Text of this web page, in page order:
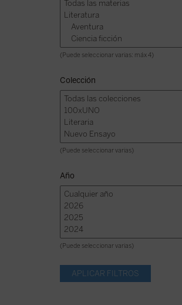
(Puede seleccionar varias: máx 4)
Colección
(Puede seleccionar varias)
Año
(Puede seleccionar varias)